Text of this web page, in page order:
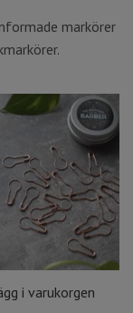
markörer
i varukorgen